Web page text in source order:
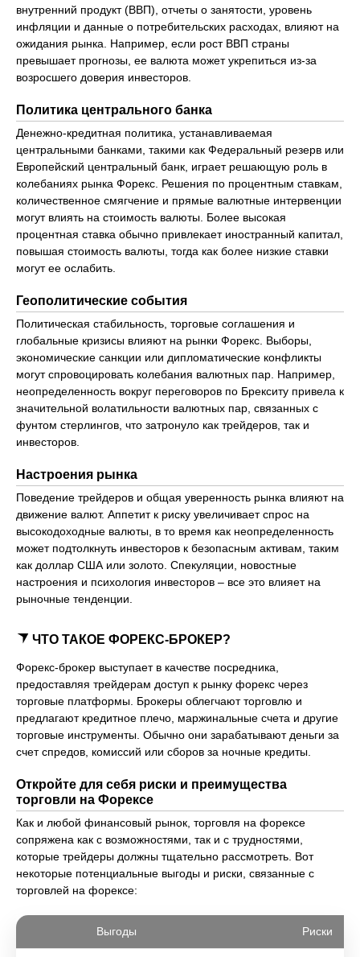
внутренний продукт (ВВП), отчеты о занятости, уровень
инфляции и данные о потребительских расходах, влияют на
ожидания рынка. Например, если рост ВВП страны
превышает прогнозы, ее валюта может укрепиться из-за
возросшего доверия инвесторов.
Политика центрального банка
Денежно-кредитная политика, устанавливаемая
центральными банками, такими как Федеральный резерв или
Европейский центральный банк, играет решающую роль в
колебаниях рынка Форекс. Решения по процентным ставкам,
количественное смягчение и прямые валютные интервенции
могут влиять на стоимость валюты. Более высокая
процентная ставка обычно привлекает иностранный капитал,
повышая стоимость валюты, тогда как более низкие ставки
могут ее ослабить.
Геополитические события
Политическая стабильность, торговые соглашения и
глобальные кризисы влияют на рынки Форекс. Выборы,
экономические санкции или дипломатические конфликты
могут спровоцировать колебания валютных пар. Например,
неопределенность вокруг переговоров по Брекситу привела к
значительной волатильности валютных пар, связанных с
фунтом стерлингов, что затронуло как трейдеров, так и
инвесторов.
Настроения рынка
Поведение трейдеров и общая уверенность рынка влияют на
движение валют. Аппетит к риску увеличивает спрос на
высокодоходные валюты, в то время как неопределенность
может подтолкнуть инвесторов к безопасным активам, таким
как доллар США или золото. Спекуляции, новостные
настроения и психология инвесторов – все это влияет на
рыночные тенденции.
ЧТО ТАКОЕ ФОРЕКС-БРОКЕР?
Форекс-брокер выступает в качестве посредника,
предоставляя трейдерам доступ к рынку форекс через
торговые платформы. Брокеры облегчают торговлю и
предлагают кредитное плечо, маржинальные счета и другие
торговые инструменты. Обычно они зарабатывают деньги за
счет спредов, комиссий или сборов за ночные кредиты.
Откройте для себя риски и преимущества
торговли на Форексе
Как и любой финансовый рынок, торговля на форексе
сопряжена как с возможностями, так и с трудностями,
которые трейдеры должны тщательно рассмотреть. Вот
некоторые потенциальные выгоды и риски, связанные с
торговлей на форексе:
Выгоды Риски